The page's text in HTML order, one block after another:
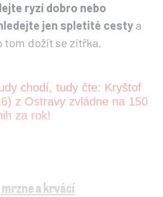
ryzí dobro nebo
jen spletité cestya
tom dožít se zítřka.
chodí, tudy čte: Kryštof
z Ostravy zvládne na 150
za rok!
a krvácí